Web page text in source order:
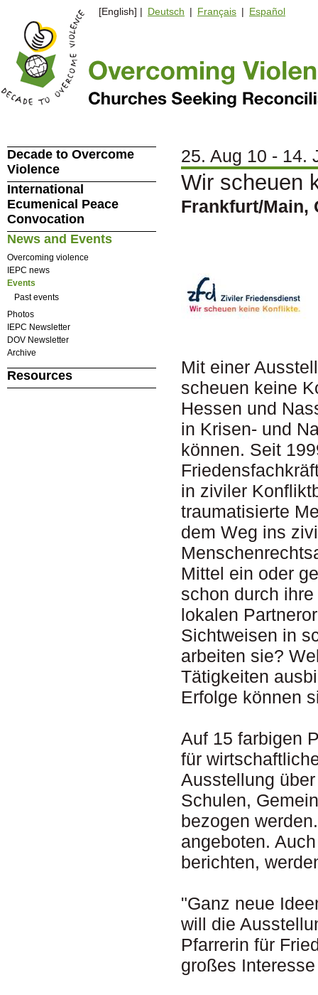
[English] | Deutsch | Français | Español
25. Aug 10 - 14.
Wir scheuen
Frankfurt/Main,
Mit einer
scheuen keine
Hessen und
in Krisen- und
können. Seit
in ziviler
traumatisierte
dem Weg ins
Mittel ein oder
schon durch
lokalen
Sichtweisen in
arbeiten sie?
Tätigkeiten
Erfolge können
Auf 15 farbigen
für
Ausstellung
Schulen,
bezogen
angeboten.
berichten,
"Ganz neue
will die
Pfarrerin für
großes
Decade to Overcome
Violence
International
Ecumenical Peace
Convocation
News and Events
Overcoming violence
IEPC news
Events
Past events
Photos
IEPC Newsletter
DOV Newsletter
Archive
Resources